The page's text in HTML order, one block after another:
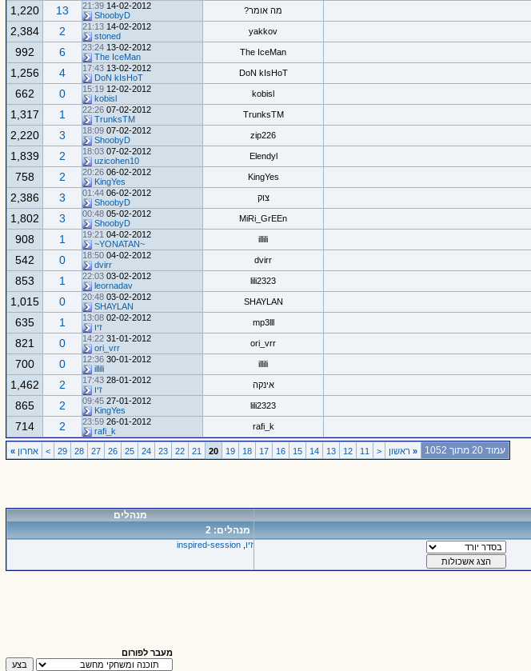
מה אומר? 14-02-2012
21:39
ShoobyD
13
1,220
yakkov
14-02-2012
21:13
stoned
2
2,384
The IceMan
13-02-2012
23:24
The IceMan
6
992
DoN kIsHoT
13-02-2012
17:43
DoN kIsHoT
4
1,256
kobisl
12-02-2012
15:19
kobisl
0
662
TrunksTM
07-02-2012
22:26
TrunksTM
1
1,317
zip226
07-02-2012
18:09
ShoobyD
3
2,220
Elendyl
07-02-2012
18:03
uzicohen10
2
1,839
KingYes
06-02-2012
20:26
KingYes
2
758
צוק 06-02-2012
01:44
ShoobyD
3
2,386
MiRi_GrEEn
05-02-2012
00:48
ShoobyD
3
1,802
illili
04-02-2012
19:21
~YONATAN~
1
908
dvirr
04-02-2012
18:50
dvirr
0
542
lili2323
03-02-2012
22:03
leornadav
1
853
SHAYLAN
03-02-2012
20:48
SHAYLAN
0
1,015
mp3lll
02-02-2012
13:08
זיו
1
635
ori_vrr
31-01-2012
14:22
ori_vrr
0
821
illili
30-01-2012
12:36
illili
0
700
אינקה 28-01-2012
17:43
זיו
2
1,462
lili2323
27-01-2012
09:45
KingYes
2
865
rafi_k
26-01-2012
23:59
rafi_k
2
714
עמוד 20 מתוך 1052 «ראשון <
11
12
13
14
15
16
17
18
19
20
21
22
23
24
25
26
27
28
29
> אחרון »
מנהלים
מנהלים: 2
זיו inspired-session
מעבר לפורום